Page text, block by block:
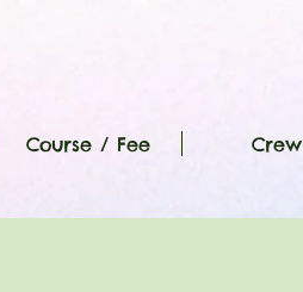
Course / Fee Crew